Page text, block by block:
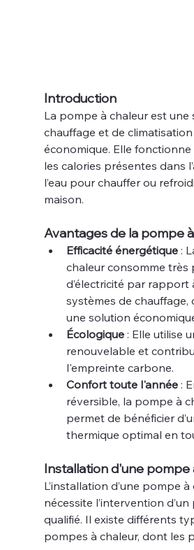
Introduction
La pompe à chaleur est une
chauffage et de
économique. Elle
les calories présentes dans
l’eau pour chauffer ou
maison.
Avantages de la pompe
Efficacité énergétique :
chaleur consomme très
d’électricité par rapport
systèmes de chauffage,
une solution
Écologique : Elle utilise
renouvelable et
l'empreinte carbone.
Confort toute l'année :
réversible, la pompe à
permet de bénéficier
thermique optimal en
Installation d'une pompe
L’installation d’une pompe
nécessite l’intervention
qualifié. Il existe différents
pompes à chaleur, dont les